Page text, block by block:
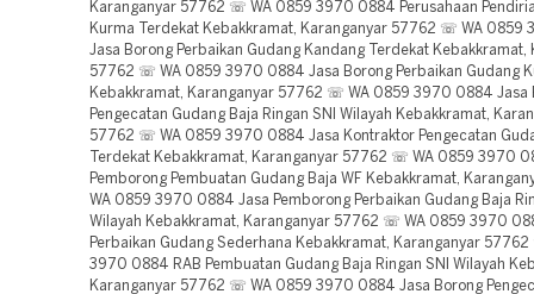
Karanganyar 57762 ☏ WA 0859 3970 0884 Perusahaan
Kurma Terdekat Kebakkramat, Karanganyar 57762 ☏ WA 0859
Jasa Borong Perbaikan Gudang Kandang Terdekat Kebakkramat,
57762 ☏ WA 0859 3970 0884 Jasa Borong Perbaikan Gudang
Kebakkramat, Karanganyar 57762 ☏ WA 0859 3970 0884 Jasa
Pengecatan Gudang Baja Ringan SNI Wilayah Kebakkramat,
57762 ☏ WA 0859 3970 0884 Jasa Kontraktor Pengecatan
Terdekat Kebakkramat, Karanganyar 57762 ☏ WA 0859 3970
Pemborong Pembuatan Gudang Baja WF Kebakkramat,
WA 0859 3970 0884 Jasa Pemborong Perbaikan Gudang Baja
Wilayah Kebakkramat, Karanganyar 57762 ☏ WA 0859 3970
Perbaikan Gudang Sederhana Kebakkramat, Karanganyar
3970 0884 RAB Pembuatan Gudang Baja Ringan SNI Wilayah
Karanganyar 57762 ☏ WA 0859 3970 0884 Jasa Borong